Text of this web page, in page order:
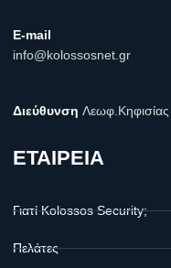
E-mail
info@kolossosnet.gr
Διεύθυνση
ΕΤΑΙΡΕΙΑ
Γιατί Kolossos Security;
Πελάτες